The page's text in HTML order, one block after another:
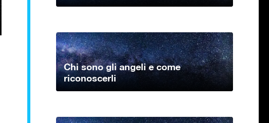
Chi sono gli angeli e come
riconoscerli